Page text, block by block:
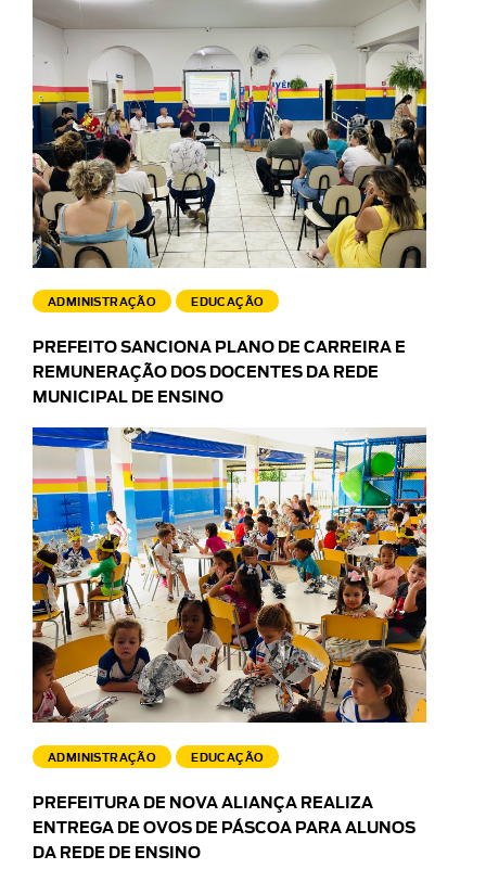
ADMINISTRAÇÃO EDUCAÇÃO
PREFEITO SANCIONA PLANO DE CARREIRA E
REMUNERAÇÃO DOS DOCENTES DA REDE
MUNICIPAL DE ENSINO
ADMINISTRAÇÃO EDUCAÇÃO
PREFEITURA DE NOVA ALIANÇA REALIZA
ENTREGA DE OVOS DE PÁSCOA PARA ALUNOS
DA REDE DE ENSINO